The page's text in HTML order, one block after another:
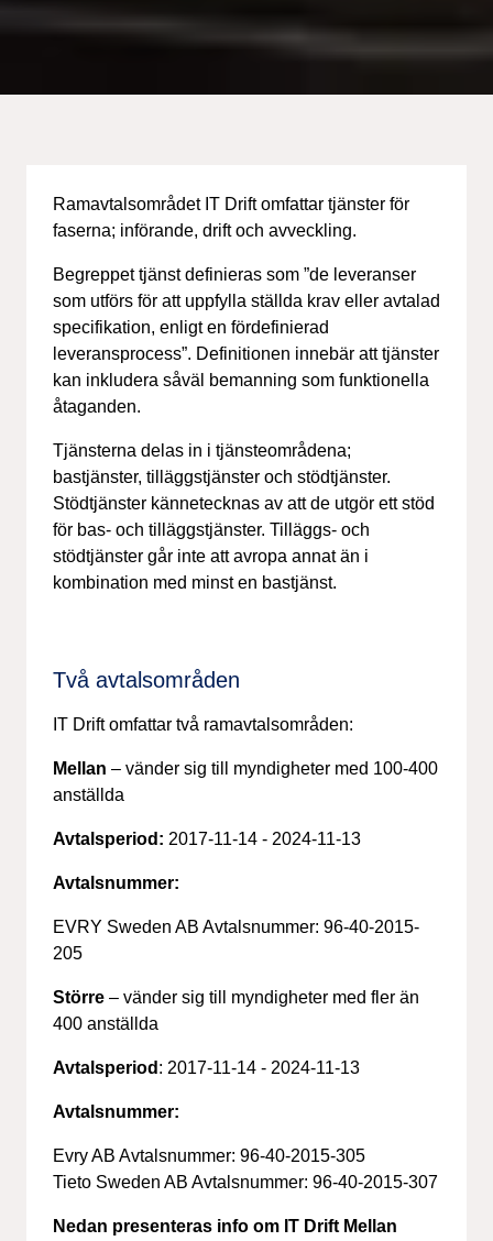
Ramavtalsområdet IT Drift omfattar tjänster för
faserna; införande, drift och avveckling.
Begreppet tjänst definieras som ”de leveranser
som utförs för att uppfylla ställda krav eller avtalad
specifikation, enligt en fördefinierad
leveransprocess”. Definitionen innebär att tjänster
kan inkludera såväl bemanning som funktionella
åtaganden.
Tjänsterna delas in i tjänsteområdena;
bastjänster, tilläggstjänster och stödtjänster.
Stödtjänster kännetecknas av att de utgör ett stöd
för bas- och tilläggstjänster. Tilläggs- och
stödtjänster går inte att avropa annat än i
kombination med minst en bastjänst.
Två avtalsområden
IT Drift omfattar två ramavtalsområden:
Mellan – vänder sig till myndigheter med 100-400
anställda
Avtalsperiod: 2017-11-14 - 2024-11-13
Avtalsnummer:
EVRY Sweden AB Avtalsnummer: 96-40-2015-
205
Större – vänder sig till myndigheter med fler än
400 anställda
Avtalsperiod : 2017-11-14 - 2024-11-13
Avtalsnummer:
Evry AB Avtalsnummer: 96-40-2015-305
Tieto Sweden AB Avtalsnummer: 96-40-2015-307
Nedan presenteras info om IT Drift Mellan